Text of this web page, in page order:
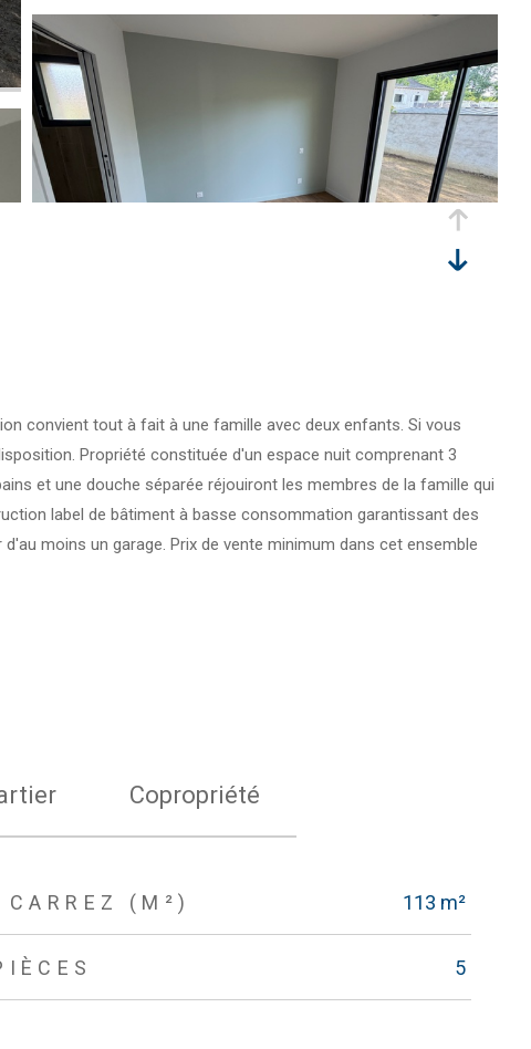
convient tout à fait à une famille avec deux enfants. Si vous
Propriété constituée d'un espace nuit comprenant 3
et une douche séparée réjouiront les membres de la famille qui
label de bâtiment à basse consommation garantissant des
moins un garage. Prix de vente minimum dans cet ensemble
Copropriété
CARREZ (M²) 113 m²
5